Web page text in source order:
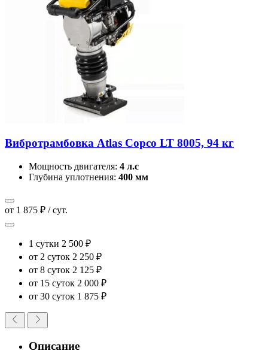
Вибротрамбовка Atlas Copco LT 8005, 94 кг
Мощность двигателя: 4 л.с
Глубина уплотнения: 400 мм
от 1 875 ₽ / сут.
1 сутки 2 500 ₽
от 2 суток 2 250 ₽
от 8 суток 2 125 ₽
от 15 суток 2 000 ₽
от 30 суток 1 875 ₽
Описание